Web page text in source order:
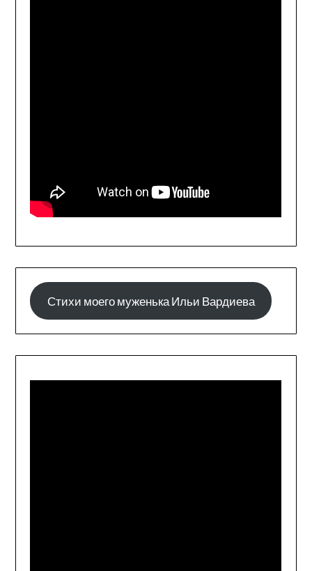
Стихи моего муженька Ильи Вардиева